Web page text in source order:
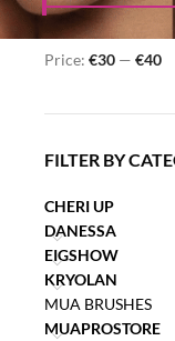
Price: €30 — €40
FILTER BY
CHERI UP
DANESSA
EIGSHOW
KRYOLAN
MUA BRUSHES
MUAPROSTORE